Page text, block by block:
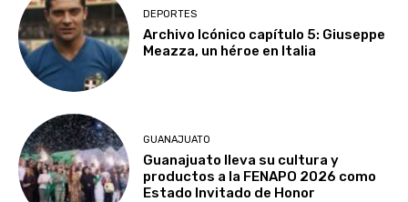
DEPORTES
Archivo Icónico capítulo 5: Giuseppe
Meazza, un héroe en Italia
GUANAJUATO
Guanajuato lleva su cultura y
productos a la FENAPO 2026 como
Estado Invitado de Honor